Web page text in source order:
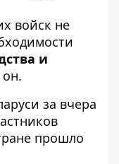
войск не
и
за вчера
прошло